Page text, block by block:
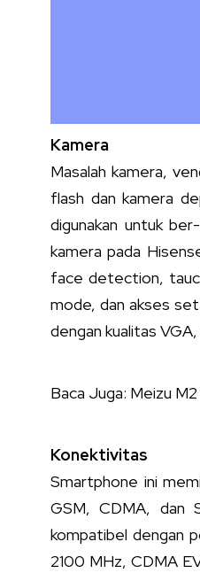
Kamera
Masalah kamera,
flash dan kamera
digunakan untuk
kamera pada
face detection,
mode, dan akses
dengan kualitas
Baca Juga: Meizu
Konektivitas
Smartphone ini
GSM, CDMA, dan
kompatibel dengan
2100 MHz, CDMA